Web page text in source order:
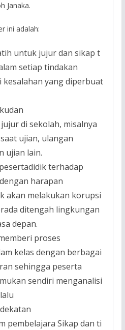
Janaka.
ini adalah:
untuk jujur dan sikap t
setiap tindakan
yang diperbuat
di sekolah, misalnya
ujian, ulangan
ujian lain.
terhadap
harapan
akan melakukan korupsi
ditengah lingkungan
depan.
proses
kelas dengan berbagai
sehingga peserta
sendiri menganalisi
pembelajara Sikap dan ti